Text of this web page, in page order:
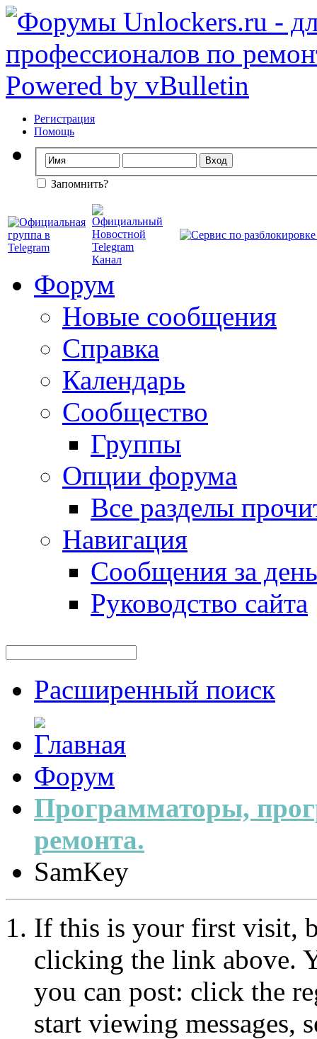
Регистрация
Помощь
Запомнить?
Форум
Новые сообщения
Справка
Календарь
Сообщество
Группы
Опции форума
Все разделы
Навигация
Сообщения за день
Руководство сайта
Расширенный поиск
Форум
Программаторы,
ремонта.
SamKey
If this is your first visit,
clicking the link above.
you can post: click the
start viewing messages,